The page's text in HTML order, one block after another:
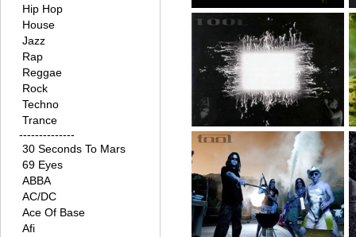
Hip Hop
House
Jazz
Rap
Reggae
Rock
Techno
Trance
--------------
30 Seconds To Mars
69 Eyes
ABBA
AC/DC
Ace Of Base
Afi